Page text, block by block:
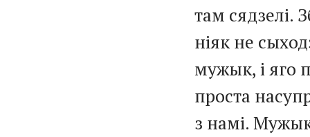
там сядзелі.
ніяк не
мужык, і яго
проста
з намі.